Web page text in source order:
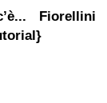
Fiorellini